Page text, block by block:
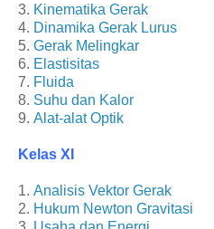
3. Kinematika Gerak
4. Dinamika Gerak Lurus
5. Gerak Melingkar
6. Elastisitas
7. Fluida
8. Suhu dan Kalor
9. Alat-alat Optik
Kelas XI
1. Analisis Vektor Gerak
2. Hukum Newton Gravitasi